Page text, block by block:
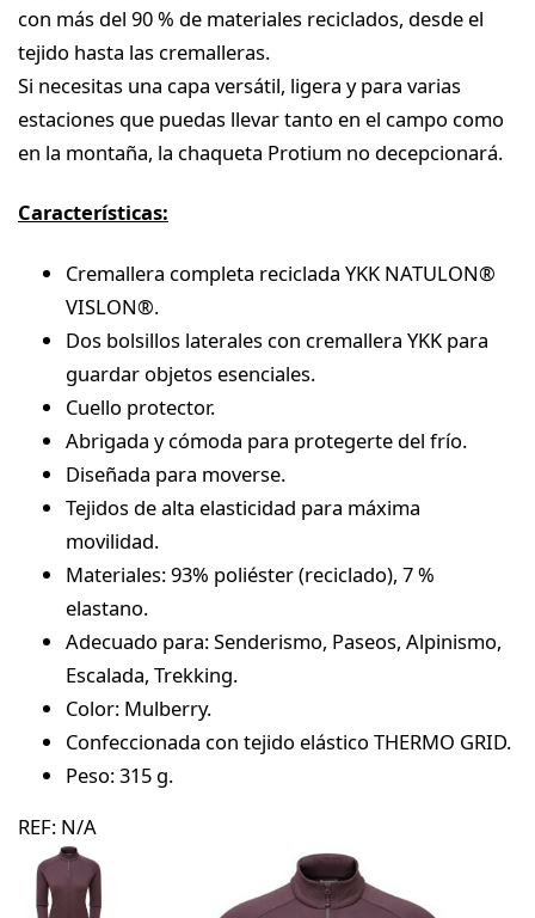
con más del 90 % de materiales reciclados, desde el
tejido hasta las cremalleras.
Si necesitas una capa versátil, ligera y para varias
estaciones que puedas llevar tanto en el campo como
en la montaña, la chaqueta Protium no decepcionará.
Características:
Cremallera completa reciclada YKK NATULON®
VISLON®.
Dos bolsillos laterales con cremallera YKK para
guardar objetos esenciales.
Cuello protector.
Abrigada y cómoda para protegerte del frío.
Diseñada para moverse.
Tejidos de alta elasticidad para máxima
movilidad.
Materiales: 93% poliéster (reciclado), 7 %
elastano.
Adecuado para: Senderismo, Paseos, Alpinismo,
Escalada, Trekking.
Color: Mulberry.
Confeccionada con tejido elástico THERMO GRID.
Peso: 315 g.
REF: N/A